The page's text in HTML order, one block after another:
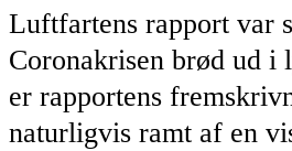
Luftfartens rapport var
Coronakrisen brød ud i
er rapportens
naturligvis ramt af en